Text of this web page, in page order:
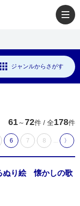
ジャンルからさがす
61～72件 / 全178件
6 7 8 ... 〉
ぬり絵 懐かしの歌